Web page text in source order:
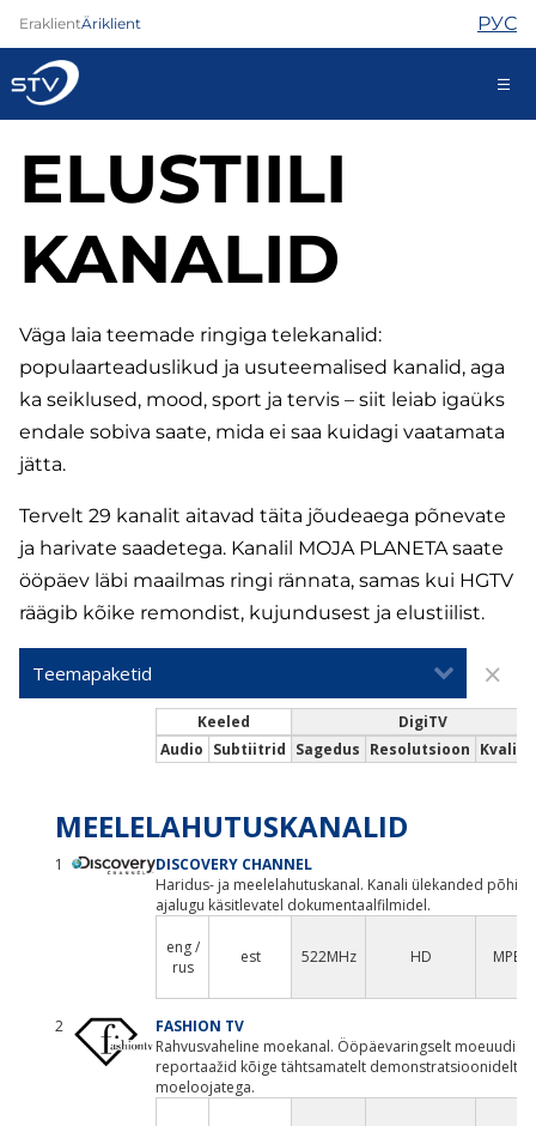
EraklientÄriklient РУС
688 0000
Iseteenindus
TV
Telefon
Turvateenused
Kontaktid
Uudised
ELUSTIILI
KANALID
Väga laia teemade ringiga telekanalid:
populaarteaduslikud ja usuteemalised kanalid, aga
ka seiklused, mood, sport ja tervis – siit leiab igaüks
endale sobiva saate, mida ei saa kuidagi vaatamata
jätta.
Tervelt 29 kanalit aitavad täita jõudeaega põnevate
ja harivate saadetega. Kanalil MOJA PLANETA saate
ööpäev läbi maailmas ringi rännata, samas kui HGTV
räägib kõike remondist, kujundusest ja elustiilist.